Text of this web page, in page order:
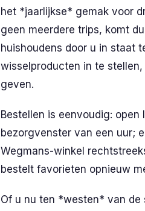
het *jaarlijkse* gemak voor
geen meerdere trips, komt
huishoudens door u in staat
wisselproducten in te
geven.
Bestellen is eenvoudig:
bezorgvenster van een uur;
Wegmans-winkel
bestelt favorieten opnieuw
Of u nu ten *westen* van